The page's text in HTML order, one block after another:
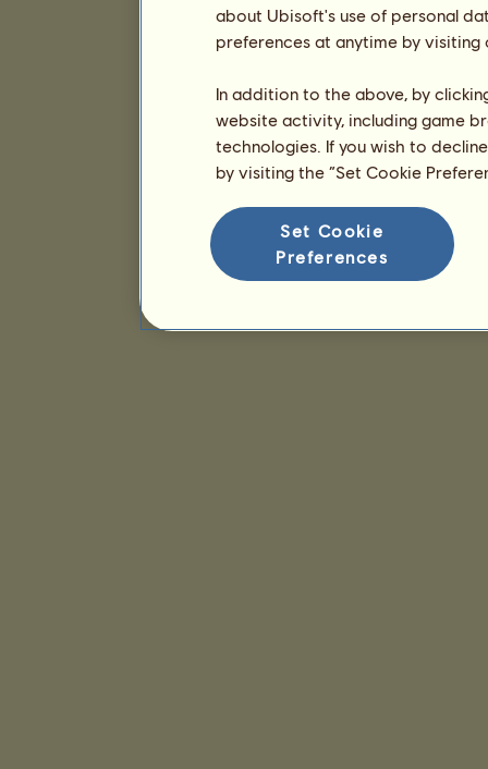
about Ubisoft's use of personal
preferences at anytime by
In addition to the above, by
website activity, including game
technologies. If you wish to
by visiting the “Set Cookie
Set Cookie
Preferences